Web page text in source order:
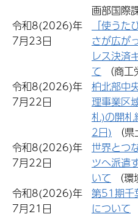
画部国際課
令和8(2026)年
7月23日
「使う
さが広が
レス決済
て （商
令和8(2026)年
7月22日
柏北部中
理事業区
札)の開
2日) （
令和8(2026)年
7月22日
世界とつ
ツへ派遣
いて （
令和8(2026)年
7月21日
第51期千
について